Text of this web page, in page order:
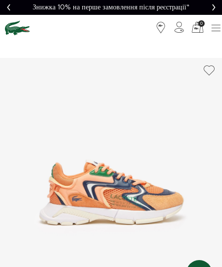
Знижка 10% на перше замовлення після реєстрації*
0
5000₴*